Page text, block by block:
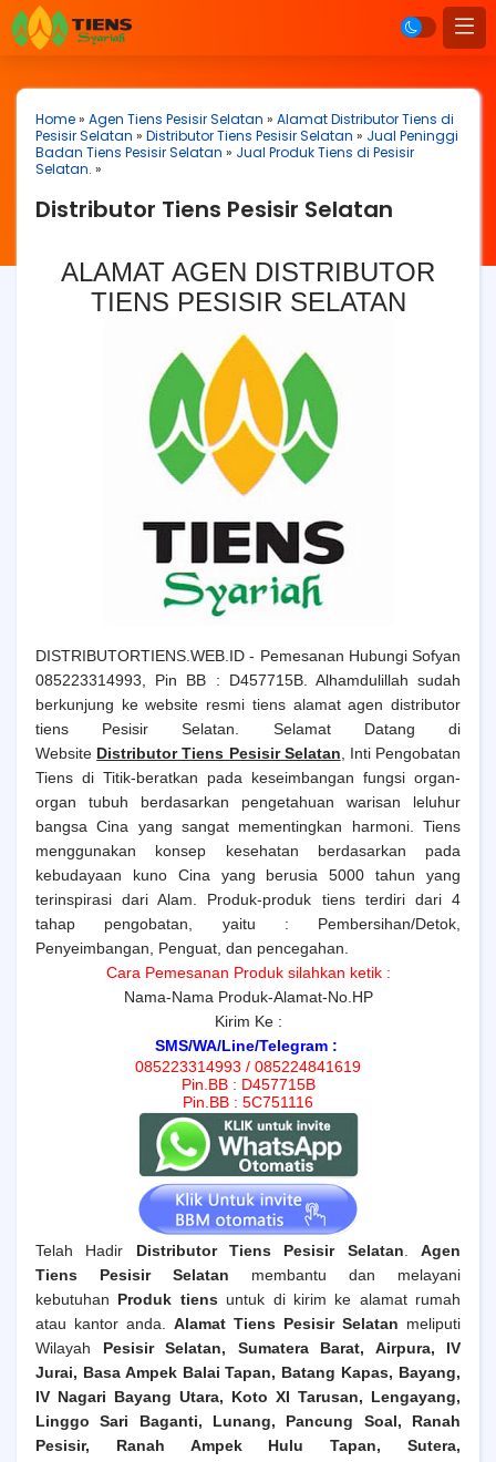
Home» Agen Tiens Pesisir Selatan » Alamat Distributor Tiens di
Pesisir Selatan » Distributor Tiens Pesisir Selatan » Jual Peninggi
Badan Tiens Pesisir Selatan » Jual Produk Tiens di Pesisir
Selatan. »
Distributor Tiens Pesisir Selatan
ALAMAT AGEN DISTRIBUTOR
TIENS PESISIR SELATAN
DISTRIBUTORTIENS.WEB.ID - Pemesanan Hubungi Sofyan
085223314993, Pin BB : D457715B. Alhamdulillah sudah
berkunjung ke website resmi tiens alamat agen distributor
tiens Pesisir Selatan. Selamat Datang di
Website Distributor Tiens Pesisir Selatan , Inti Pengobatan
Tiens di Titik-beratkan pada keseimbangan fungsi organ-
organ tubuh berdasarkan pengetahuan warisan leluhur
bangsa Cina yang sangat mementingkan harmoni. Tiens
menggunakan konsep kesehatan berdasarkan pada
kebudayaan kuno Cina yang berusia 5000 tahun yang
terinspirasi dari Alam. Produk-produk tiens terdiri dari 4
tahap pengobatan, yaitu : Pembersihan/Detok,
Penyeimbangan, Penguat, dan pencegahan.
Cara Pemesanan Produk silahkan ketik :
Nama-Nama Produk-Alamat-No.HP
Kirim Ke :
SMS/WA/Line/Telegram :
085223314993 / 085224841619
Pin.BB : D457715B
Pin.BB : 5C751116
Telah Hadir Distributor Tiens Pesisir Selatan .Agen
Tiens Pesisir Selatan membantu dan melayani
kebutuhan Produk tiensuntuk di kirim ke alamat rumah
atau kantor anda. Alamat Tiens Pesisir Selatan meliputi
Wilayah Pesisir Selatan, Sumatera Barat, Airpura, IV
Jurai, Basa Ampek Balai Tapan, Batang Kapas, Bayang,
IV Nagari Bayang Utara, Koto XI Tarusan, Lengayang,
Linggo Sari Baganti, Lunang, Pancung Soal, Ranah
Pesisir, Ranah Ampek Hulu Tapan, Sutera,